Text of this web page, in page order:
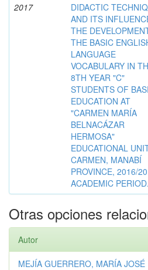
2017
DIDACTIC
AND ITS
THE
THE BASIC
LANGUAGE
VOCABULARY IN
8TH YEAR "C"
STUDENTS OF
EDUCATION AT
"CARMEN MARÍA
BELNACÁZAR
HERMOSA"
EDUCATIONAL
CARMEN, MANABÍ
PROVINCE, 2016/
ACADEMIC PERIOD.
Otras opciones
Autor
MEJÍA GUERRERO, MARÍA JOSÉ